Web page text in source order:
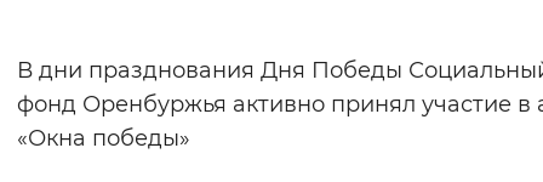
Нормальный Увеличенный
В дни празднования Дня Победы
фонд Оренбуржья активно принял участие в
«Окна победы»